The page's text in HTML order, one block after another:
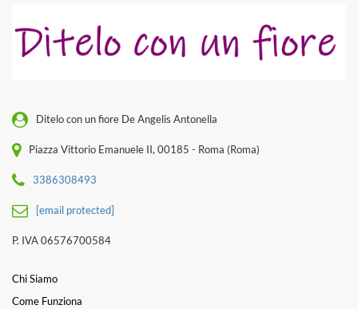
Ditelo con un fiore De Angelis Antonella
Piazza Vittorio Emanuele II, 00185 - Roma (Roma)
3386308493
[email protected]
P. IVA 06576700584
Chi Siamo
Come Funziona